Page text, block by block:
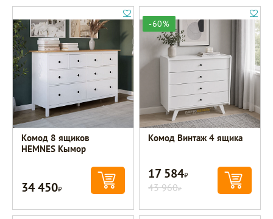
Комод 8 ящиков
HEMNES Кымор
34 450Р
-60%
Комод Винтаж 4 ящика
17 584Р
43 960Р